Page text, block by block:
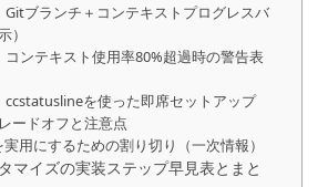
Gitブランチ＋コンテキストプログレスバ
）
コンテキスト使用率80%超過時の警告表
ccstatuslineを使った即席セットアップ
ードオフと注意点
用にするための割り切り（一次情報）
マイズの実装ステップ早見表とまと